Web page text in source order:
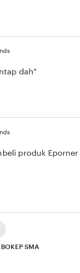
dah"
produk Eporner
SMA